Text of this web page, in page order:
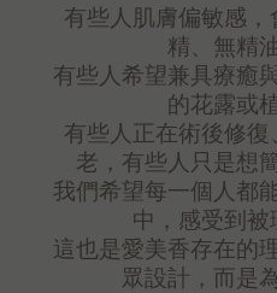
有些人肌膚偏敏感
精、無精
有些人希望兼具療癒
的花露或
有些人正在術後修
老，有些人只是
我們希望每一個人都
中，感受到被
這也是愛美香存在的
眾設計，而是